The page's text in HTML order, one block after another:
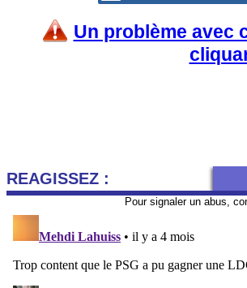
Un problème avec
REAGISSEZ :
Pour signaler un abus,